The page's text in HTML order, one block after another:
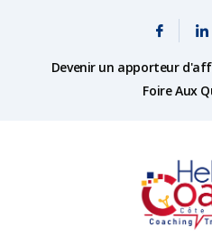
Devenir un apporteur
Foire Aux